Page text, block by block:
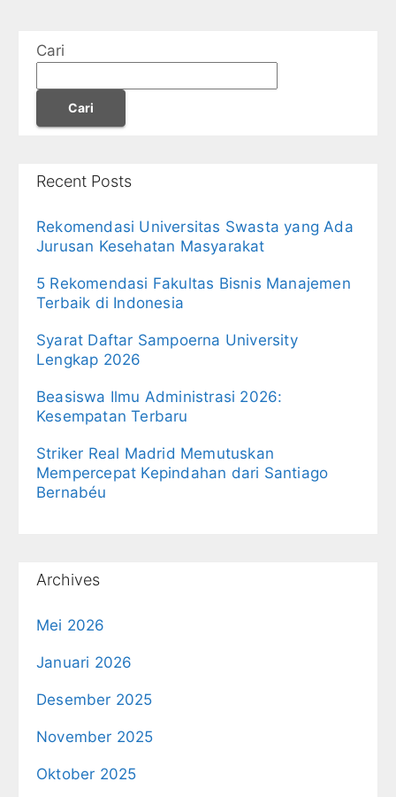
Cari
Cari
Recent Posts
Rekomendasi Universitas Swasta yang Ada
Jurusan Kesehatan Masyarakat
5 Rekomendasi Fakultas Bisnis Manajemen
Terbaik di Indonesia
Syarat Daftar Sampoerna University
Lengkap 2026
Beasiswa Ilmu Administrasi 2026:
Kesempatan Terbaru
Striker Real Madrid Memutuskan
Mempercepat Kepindahan dari Santiago
Bernabéu
Archives
Mei 2026
Januari 2026
Desember 2025
November 2025
Oktober 2025